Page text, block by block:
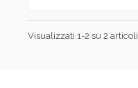
Visualizzati 1-2 su 2 articoli